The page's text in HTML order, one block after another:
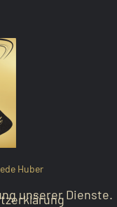
Huber
unserer Dienste.